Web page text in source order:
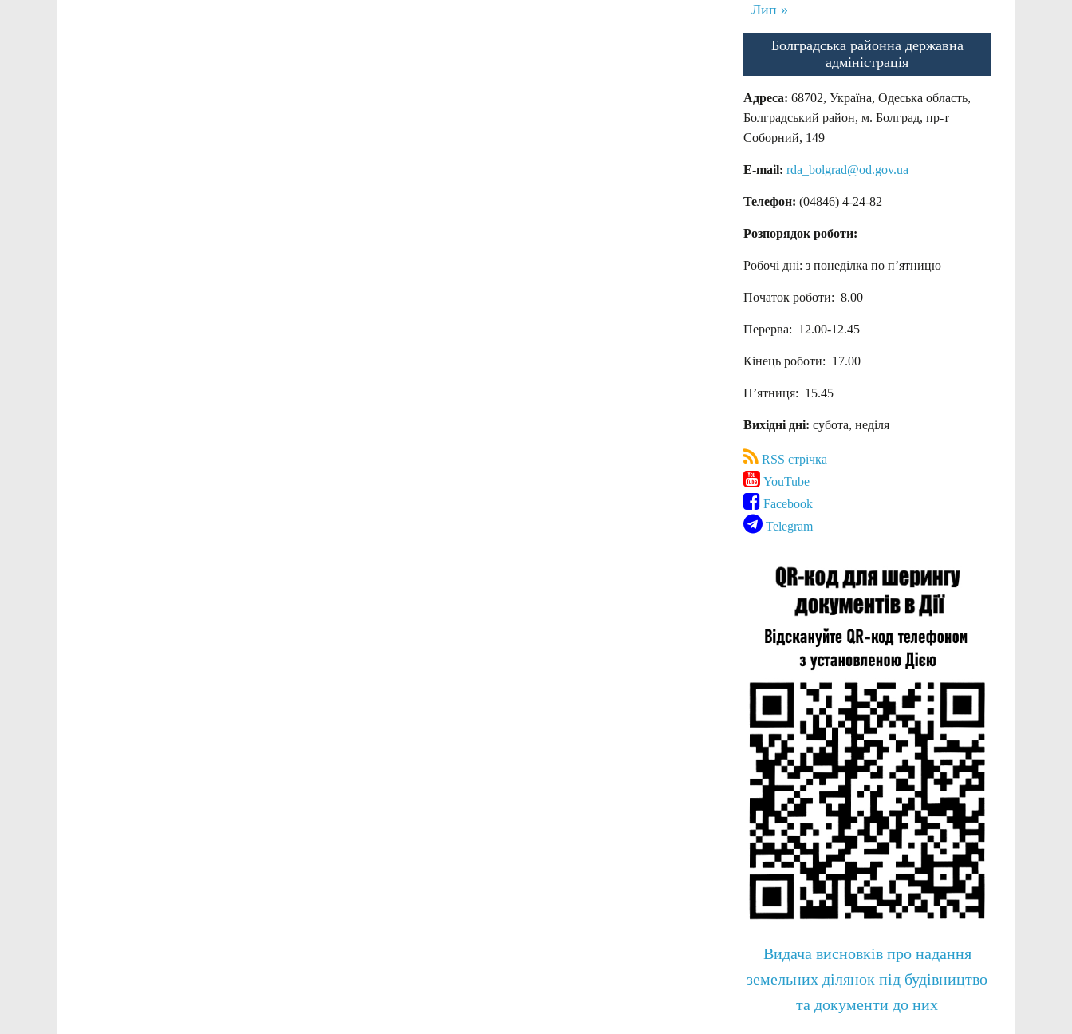
Лип »
Болградська районна державна
адміністрація
Адреса: 68702, Україна, Одеська область,
Болградський район, м. Болград, пр-т
Соборний, 149
E-mail: rda_bolgrad@od.gov.ua
Телефон: (04846) 4-24-82
Розпорядок роботи:
Робочі дні: з понеділка по п’ятницю
Початок роботи: 8.00
Перерва: 12.00-12.45
Кінець роботи: 17.00
П’ятниця: 15.45
Вихідні дні: субота, неділя
RSS стрічка
YouTube
Facebook
Telegram
Видача висновків про надання
земельних ділянок під будівництво
та документи до них